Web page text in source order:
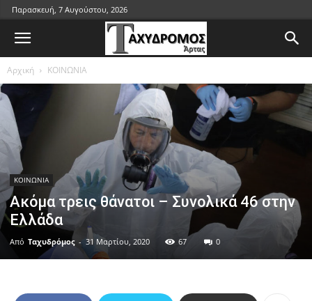
Παρασκευή, 7 Αυγούστου, 2026
Αρχική ΚΟΙΝΩΝΙΑ
ΚΟΙΝΩΝΙΑ
Ακόμα τρεις θάνατοι – Συνολικά 46 στην
Ελλάδα
Από Ταχυδρόμος - 31 Μαρτίου, 2020 67 0